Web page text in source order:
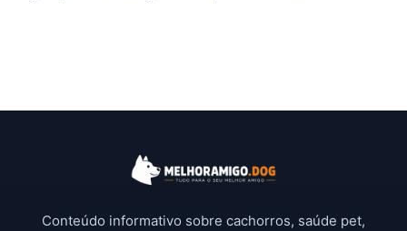
Conteúdo informativo sobre cachorros, saúde pet,